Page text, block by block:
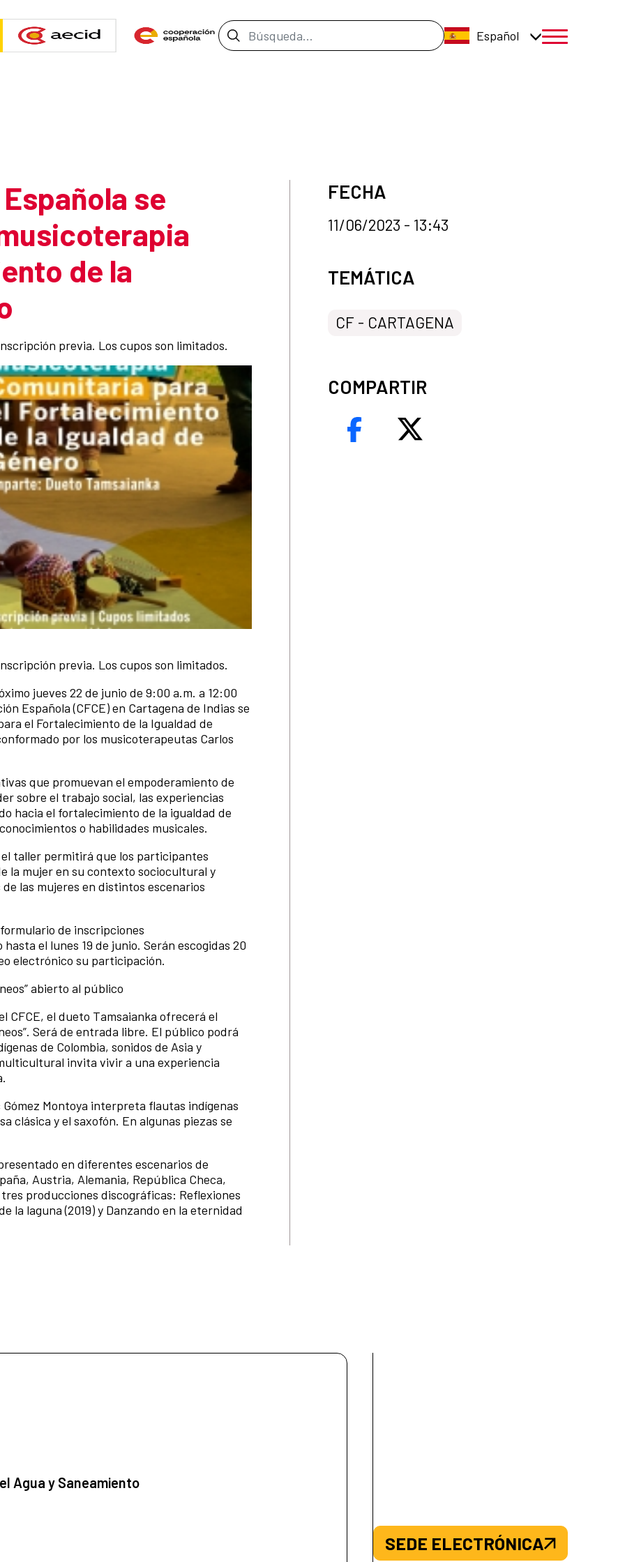
Barra de búsqueda Español
menú móvil
se
de la
previa. Los cupos son limitados.
previa. Los cupos son limitados.
jueves 22 de junio de 9:00 a.m. a 12:00
Española (CFCE) en Cartagena de Indias se
el Fortalecimiento de la Igualdad de
por los musicoterapeutas Carlos
que promuevan el empoderamiento de
sobre el trabajo social, las experiencias
hacia el fortalecimiento de la igualdad de
o habilidades musicales.
taller permitirá que los participantes
la mujer en su contexto sociocultural y
las mujeres en distintos escenarios
de inscripciones
el lunes 19 de junio. Serán escogidas 20
electrónico su participación.
abierto al público
CFCE, el dueto Tamsaianka ofrecerá el
Será de entrada libre. El público podrá
de Colombia, sonidos de Asia y
invita vivir a una experiencia
Montoya interpreta flautas indígenas
clásica y el saxofón. En algunas piezas se
en diferentes escenarios de
Austria, Alemania, República Checa,
producciones discográficas: Reflexiones
la laguna (2019) y Danzando en la eternidad
FECHA
11/06/2023 - 13:43
Categorías de la noticia
TEMÁTICA
CF - CARTAGENA
COMPARTIR
Agua y Saneamiento
SEDE ELECTRÓNICA